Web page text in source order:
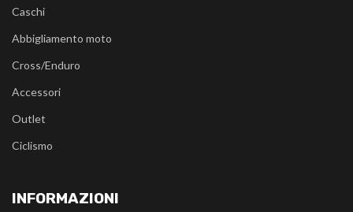
Caschi
Abbigliamento moto
Cross/Enduro
Accessori
Outlet
Ciclismo
INFORMAZIONI